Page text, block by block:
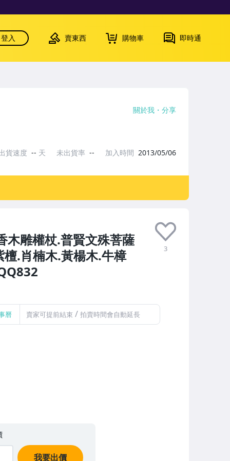
登入 賣東西 購物車 即時通
木雕權杖.普賢文殊菩薩
.肖楠木.黃楊木.牛樟
3
曆 賣家可提前結束 / 拍賣時間會自動延長
我要出價
關於我 分享
貨速度 -- 天 未出貨率 -- 加入時間 2013/05/06